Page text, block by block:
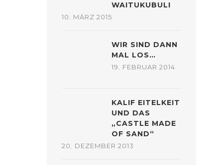
WAITUKUBULI
10. MÄRZ 2015
WIR SIND DANN
MAL LOS…
19. FEBRUAR 2014
KALIF EITELKEIT
UND DAS
„CASTLE MADE
OF SAND“
20. DEZEMBER 2013